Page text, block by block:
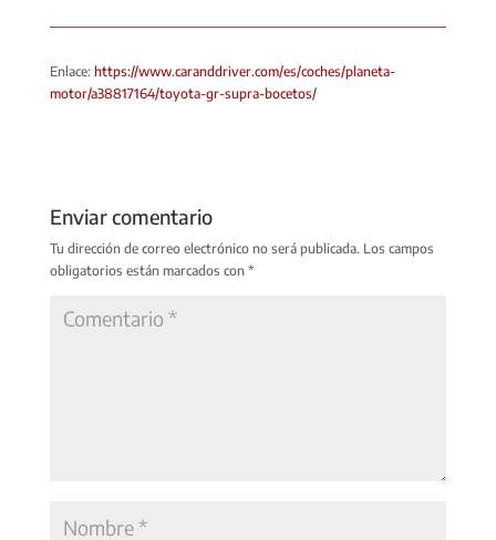
Enlace: https://www.caranddriver.com/es/coches/planeta-
motor/a38817164/toyota-gr-supra-bocetos/
Enviar comentario
Tu dirección de correo electrónico no será publicada. Los campos
obligatorios están marcados con *